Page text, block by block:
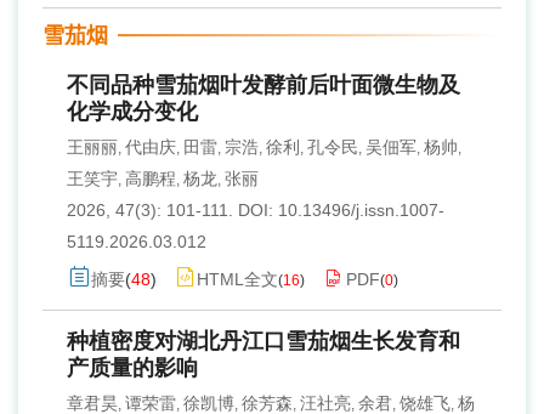
雪茄烟
不同品种雪茄烟叶发酵前后叶面微生物及
化学成分变化
王丽丽, 代由庆, 田雷, 宗浩, 徐利 , 孔令民, 吴佃军, 杨帅,
王笑宇, 高鹏程, 杨龙, 张丽
2026, 47(3): 101-111.
DOI: 10.13496/j.issn.1007-
5119.2026.03.012
摘要(48) HTML全文(16) PDF(0)
种植密度对湖北丹江口雪茄烟生长发育和
产质量的影响
章君昊, 谭荣雷, 徐凯博, 徐芳森, 汪社亮, 余君, 饶雄飞, 杨